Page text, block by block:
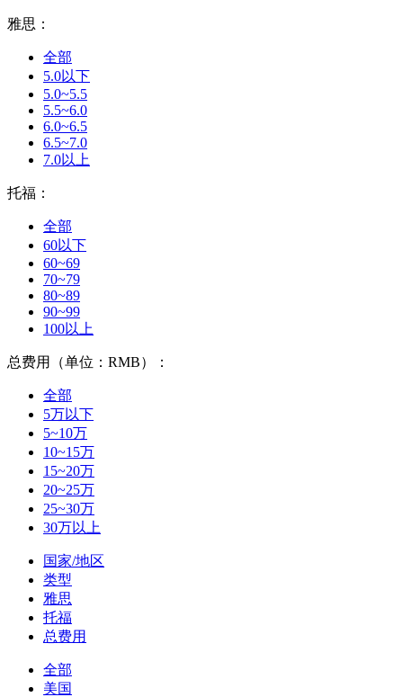
雅思：
全部
5.0以下
5.0~5.5
5.5~6.0
6.0~6.5
6.5~7.0
7.0以上
托福：
全部
60以下
60~69
70~79
80~89
90~99
100以上
总费用（单位：RMB）：
全部
5万以下
5~10万
10~15万
15~20万
20~25万
25~30万
30万以上
国家/地区
类型
雅思
托福
总费用
全部
美国